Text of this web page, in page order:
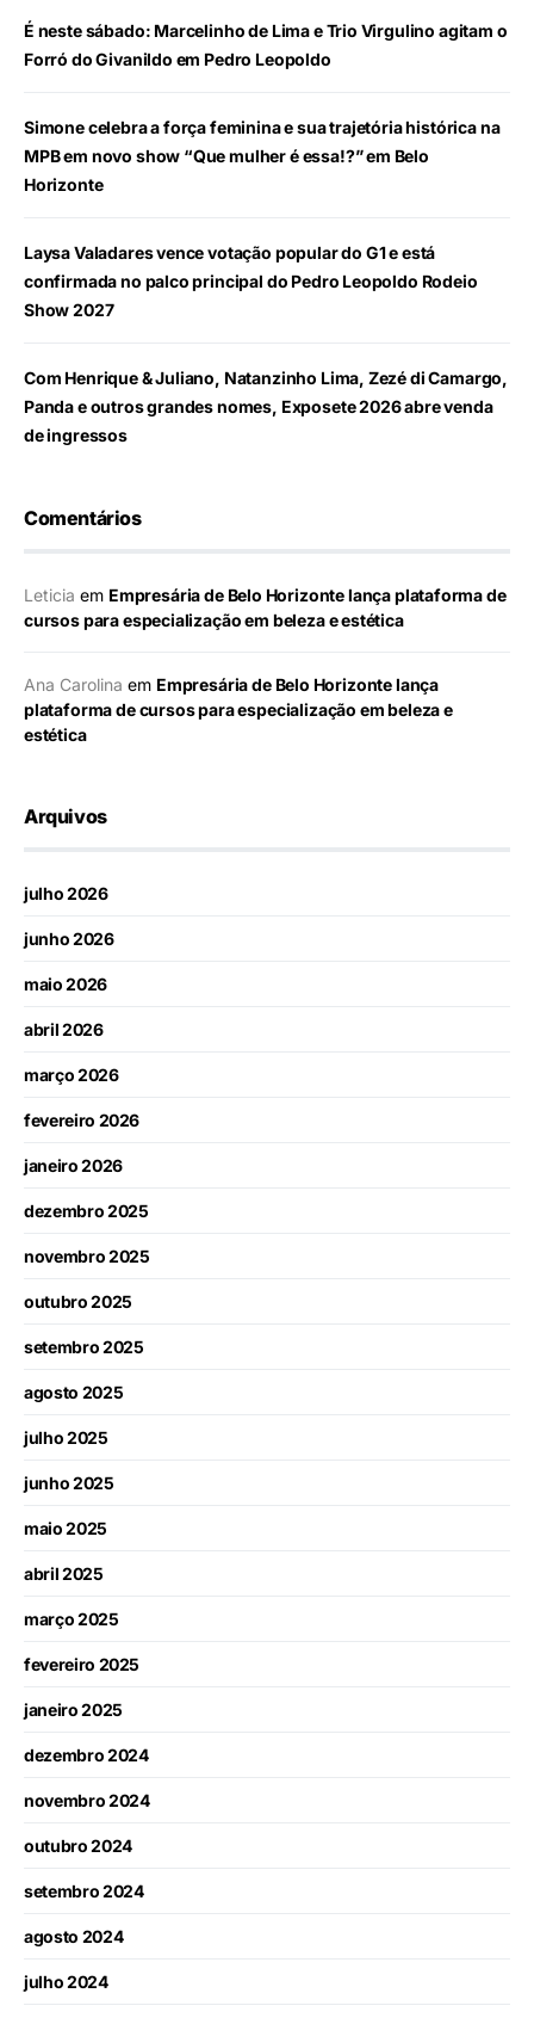
É neste sábado: Marcelinho de Lima e Trio Virgulino agitam o
Forró do Givanildo em Pedro Leopoldo
Simone celebra a força feminina e sua trajetória histórica na
MPB em novo show “Que mulher é essa!?” em Belo
Horizonte
Laysa Valadares vence votação popular do G1 e está
confirmada no palco principal do Pedro Leopoldo Rodeio
Show 2027
Com Henrique & Juliano, Natanzinho Lima, Zezé di Camargo,
Panda e outros grandes nomes, Exposete 2026 abre venda
de ingressos
Comentários
Leticia em Empresária de Belo Horizonte lança plataforma de
cursos para especialização em beleza e estética
Ana Carolina em Empresária de Belo Horizonte lança
plataforma de cursos para especialização em beleza e
estética
Arquivos
julho 2026
junho 2026
maio 2026
abril 2026
março 2026
fevereiro 2026
janeiro 2026
dezembro 2025
novembro 2025
outubro 2025
setembro 2025
agosto 2025
julho 2025
junho 2025
maio 2025
abril 2025
março 2025
fevereiro 2025
janeiro 2025
dezembro 2024
novembro 2024
outubro 2024
setembro 2024
agosto 2024
julho 2024